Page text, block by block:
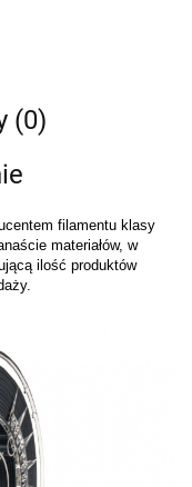
(0)
filamentu klasy
materiałów, w
ilość produktów